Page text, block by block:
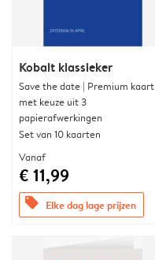
Kobalt klassieker
Save the date | Premium kaart
met keuze uit 3
papierafwerkingen
Set van 10 kaarten
Vanaf
€ 11,99
offers Elke dag lage prijzen